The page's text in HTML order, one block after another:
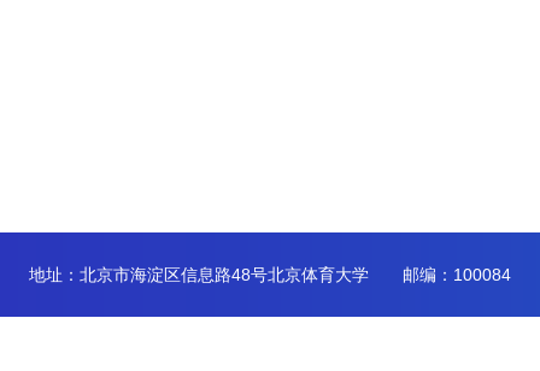
地址：北京市海淀区信息路48号北京体育大学 邮编：100084